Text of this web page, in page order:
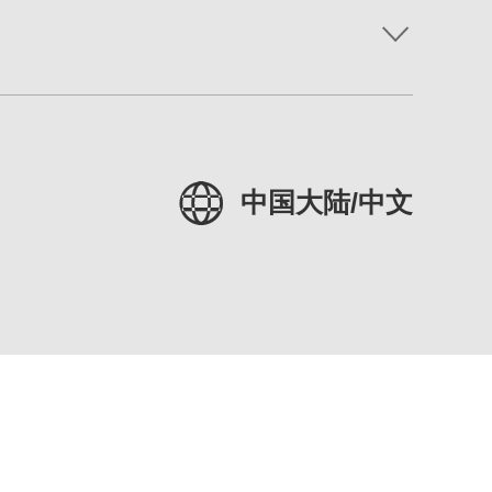
中国大陆/中文